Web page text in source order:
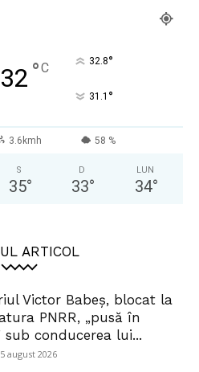
32 °C 32.8°
31.1 °
3.6kmh 58 %
S
35°
D
33°
LUN
34°
ARTICOL
Victor Babeș, blocat la
PNRR, „pusă în
sub conducerea lui...
5 august 2026